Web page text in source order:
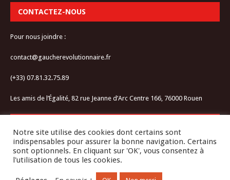
CONTACTEZ-NOUS
Pour nous joindre :
contact@gaucherevolutionnaire.fr
(+33) 07.81.32.75.89
Les amis de l’Égalité, 82 rue Jeanne d’Arc Centre 166, 76000 Rouen
Notre site utilise des cookies dont certains sont
indispensables pour assurer la bonne navigation. Certains
sont optionnels. En cliquant sur 'OK', vous consentez à
l'utilisation de tous les cookies.